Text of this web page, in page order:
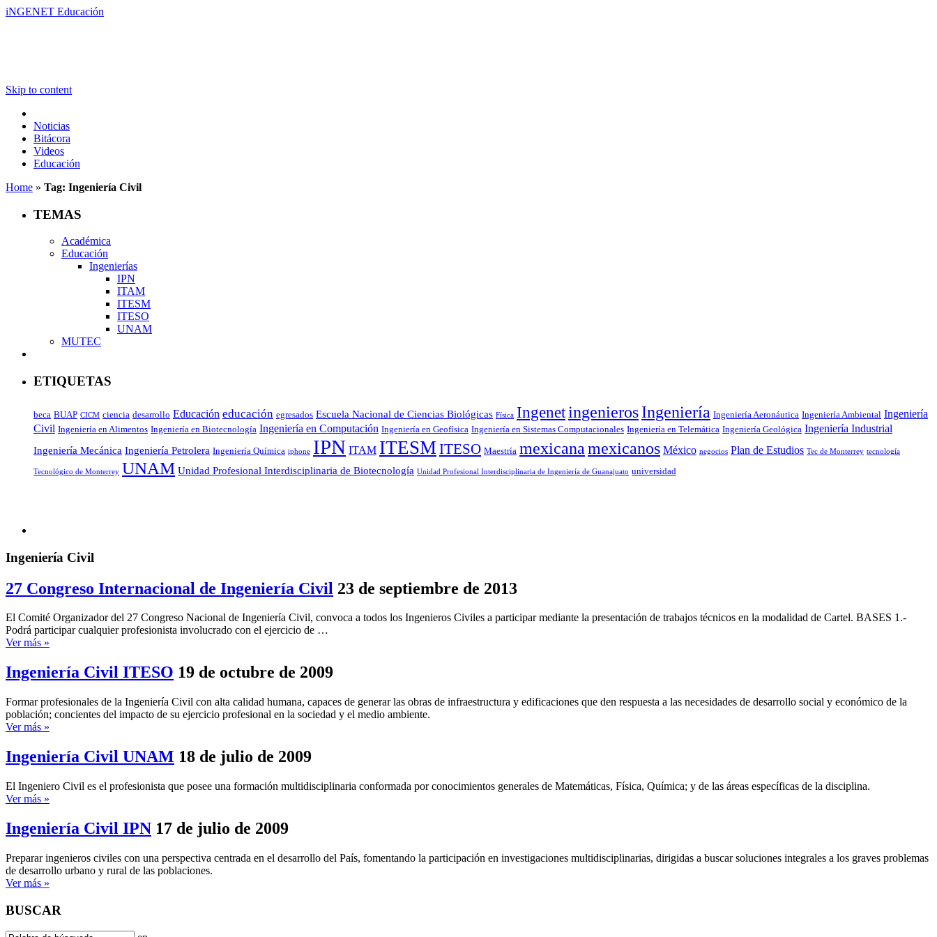
iNGENET Educación
Skip to content
Noticias
Bitácora
Videos
Educación
Home » Tag: Ingeniería Civil
TEMAS
Académica
Educación
Ingenierías
IPN
ITAM
ITESM
ITESO
UNAM
MUTEC
ETIQUETAS
beca BUAP CICM ciencia desarrollo Educación educación egresados Escuela Nacional de Ciencias Biológicas Física IngenetingenierosIngeniería Ingeniería Aeronáutica Ingeniería Ambiental Ingeniería
Civil Ingeniería en Alimentos Ingeniería en Biotecnología Ingeniería en Computación Ingeniería en Geofísica Ingeniería en Sistemas Computacionales Ingeniería en Telemática Ingeniería Geológica Ingeniería Industrial
Ingeniería Mecánica Ingeniería Petrolera Ingeniería Química iphone IPN ITAM ITESMITESO Maestría mexicana mexicanos México negocios Plan de Estudios Tec de Monterrey tecnología
Tecnológico de Monterrey UNAM Unidad Profesional Interdisciplinaria de Biotecnología Unidad Profesional Interdisciplinaria de Ingeniería de Guanajuato universidad
Ingeniería Civil
27 Congreso Internacional de Ingeniería Civil 23 de septiembre de 2013
El Comité Organizador del 27 Congreso Nacional de Ingeniería Civil, convoca a todos los Ingenieros Civiles a participar mediante la presentación de trabajos técnicos en la modalidad de Cartel. BASES 1.-
Podrá participar cualquier profesionista involucrado con el ejercicio de …
Ver más »
Ingeniería Civil ITESO 19 de octubre de 2009
Formar profesionales de la Ingeniería Civil con alta calidad humana, capaces de generar las obras de infraestructura y edificaciones que den respuesta a las necesidades de desarrollo social y económico de la
población; concientes del impacto de su ejercicio profesional en la sociedad y el medio ambiente.
Ver más »
Ingeniería Civil UNAM 18 de julio de 2009
El Ingeniero Civil es el profesionista que posee una formación multidisciplinaria conformada por conocimientos generales de Matemáticas, Física, Química; y de las áreas específicas de la disciplina.
Ver más »
Ingeniería Civil IPN 17 de julio de 2009
Preparar ingenieros civiles con una perspectiva centrada en el desarrollo del País, fomentando la participación en investigaciones multidisciplinarias, dirigidas a buscar soluciones integrales a los graves problemas
de desarrollo urbano y rural de las poblaciones.
Ver más »
BUSCAR